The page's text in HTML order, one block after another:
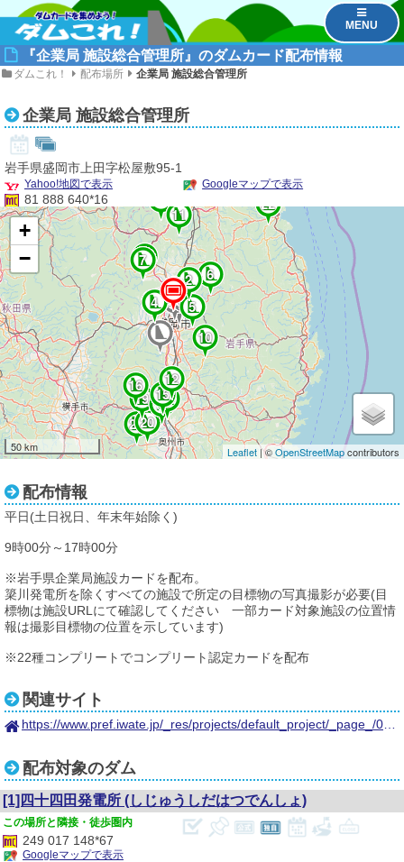
MENU
『企業局 施設総合管理所』のダムカード配布情報
ダムこれ！ 配布場所 企業局 施設総合管理所
企業局 施設総合管理所
岩手県盛岡市上田字松屋敷95-1
Yahoo!地図で表示 Googleマップで表示
81 888 640*16
27 26
25
24
23
22
2120
19 1817
16 15
13
12
11
10
9
8
7
6
5
4
3
2
1
+
−
50 km Leaflet | ©OpenStreetMapcontributors
配布情報
平日(土日祝日、年末年始除く)
9時00分～17時00分
※岩手県企業局施設カードを配布。
簗川発電所を除くすべての施設で所定の目標物の写真撮影が必要(目
標物は施設URLにて確認してください 一部カード対象施設の位置情
報は撮影目標物の位置を示しています)
※22種コンプリートでコンプリート認定カードを配布
関連サイト
https://www.pref.iwate.jp/_res/projects/default_project/_page_/001/019/418/190601rule.pdf
配布対象のダム
[1]四十四田発電所 (しじゅうしだはつでんしょ)
隣接・徒歩圏内
249 017 148*67
Googleマップで表示